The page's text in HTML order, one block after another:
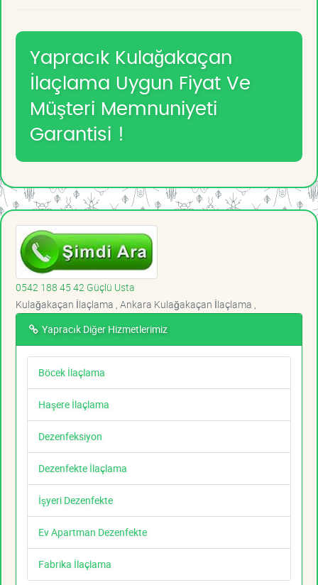
Yapracık Kulağakaçan
İlaçlama Uygun Fiyat Ve
Müşteri Memnuniyeti
Garantisi !
0542 188 45 42 Güçlü Usta
Kulağakaçan İlaçlama , Ankara Kulağakaçan İlaçlama ,
Yapracık Diğer Hizmetlerimiz
Böcek İlaçlama
Haşere İlaçlama
Dezenfeksiyon
Dezenfekte İlaçlama
İşyeri Dezenfekte
Ev Apartman Dezenfekte
Fabrika İlaçlama